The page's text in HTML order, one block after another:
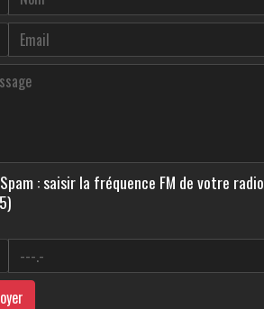
: saisir la fréquence FM de votre radio